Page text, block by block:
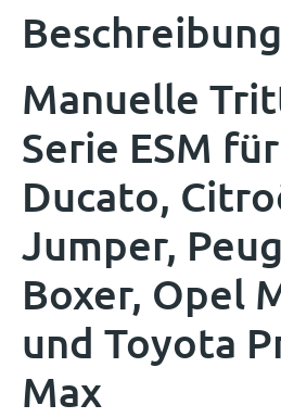
Beschreibung
Manuelle
Serie ESM
Ducato,
Jumper,
Boxer, Opel
und Toyota
Max